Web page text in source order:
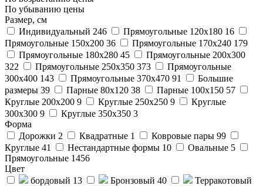
По убыванию цены
Размер, см
Индивидуальный 246 Прямоугольные 120x180 16
Прямоугольные 150x200 36 Прямоугольные 170x240 179
Прямоугольные 180x280 45
Прямоугольные 200x300
322
Прямоугольные 250x350 373
Прямоугольные
300x400 143 Прямоугольные 370x470 91
Большие
размеры 39 Парные 80x120 38 Парные 100x150 57
Круглые 200x200 9 Круглые 250x250 9
Круглые
300x300 9 Круглые 350x350 3
Форма
Дорожки 2 Квадратные 1 Ковровые пары 99
Круглые 41 Нестандартные формы 10 Овальные 5
Прямоугольные 1456
Цвет
бордовый 13 Бронзовый 40
Терракотовый